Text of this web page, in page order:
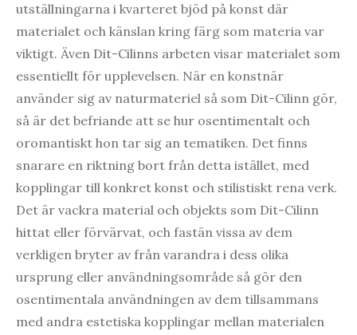
utställningarna i kvarteret bjöd på konst där
materialet och känslan kring färg som materia var
viktigt. Även Dit-Cilinns arbeten visar materialet som
essentiellt för upplevelsen. När en konstnär
använder sig av naturmateriel så som Dit-Cilinn gör,
så är det befriande att se hur osentimentalt och
oromantiskt hon tar sig an tematiken. Det finns
snarare en riktning bort från detta istället, med
kopplingar till konkret konst och stilistiskt rena verk.
Det är vackra material och objekts som Dit-Cilinn
hittat eller förvärvat, och fastän vissa av dem
verkligen bryter av från varandra i dess olika
ursprung eller användningsområde så gör den
osentimentala användningen av dem tillsammans
med andra estetiska kopplingar mellan materialen